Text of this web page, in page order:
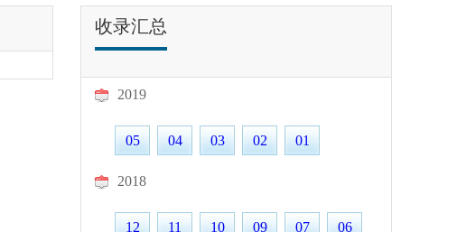
收录汇总
2019
05 04 03 02 01
2018
12 11 10 09 07 06